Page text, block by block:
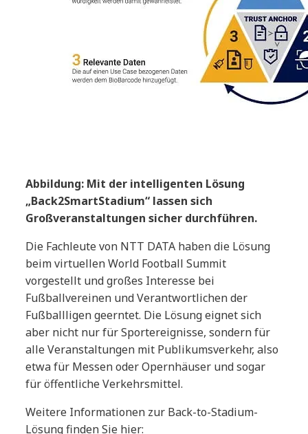
Abbildung: Mit der intelligenten Lösung
„Back2SmartStadium“ lassen sich
Großveranstaltungen sicher durchführen.
Die Fachleute von NTT DATA haben die Lösung
beim virtuellen World Football Summit
vorgestellt und großes Interesse bei
Fußballvereinen und Verantwortlichen der
Fußballligen geerntet. Die Lösung eignet sich
aber nicht nur für Sportereignisse, sondern für
alle Veranstaltungen mit Publikumsverkehr, also
etwa für Messen oder Opernhäuser und sogar
für öffentliche Verkehrsmittel.
Weitere Informationen zur Back-to-Stadium-
Lösung finden Sie hier: